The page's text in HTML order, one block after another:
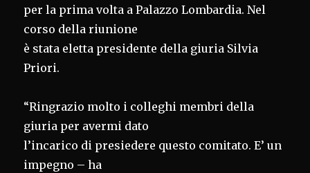
per la prima volta a Palazzo Lombardia. Nel
corso della riunione
è stata eletta presidente della giuria Silvia
Priori.
“Ringrazio molto i colleghi membri della
giuria per avermi dato
l’incarico di presiedere questo comitato. E’ un
impegno – ha